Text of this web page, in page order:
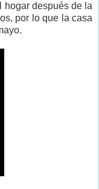
hogar después de la
por lo que la casa